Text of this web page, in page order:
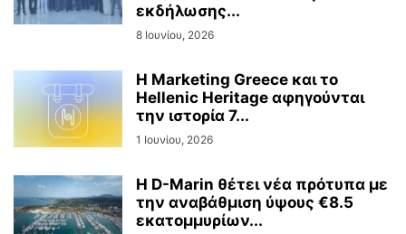
εκδήλωσης...
8 Ιουνίου, 2026
Η Marketing Greece και το
Hellenic Heritage αφηγούνται
την ιστορία 7...
1 Ιουνίου, 2026
Η D-Marin θέτει νέα πρότυπα με
την αναβάθμιση ύψους €8.5
εκατομμυρίων...